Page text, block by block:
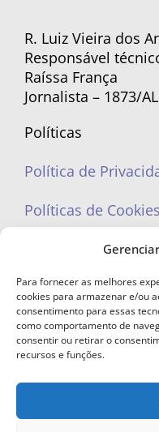
Para fornecer as melhores
cookies para armazenar e/ou
consentimento para essas
como comportamento de
consentir ou retirar o
recursos e funções.
R. Luiz Vieira dos
Responsável
Raíssa França
Jornalista – 1873/AL
Políticas
Política de
Políticas de Cookies
© Copyright 2023 - Todos os